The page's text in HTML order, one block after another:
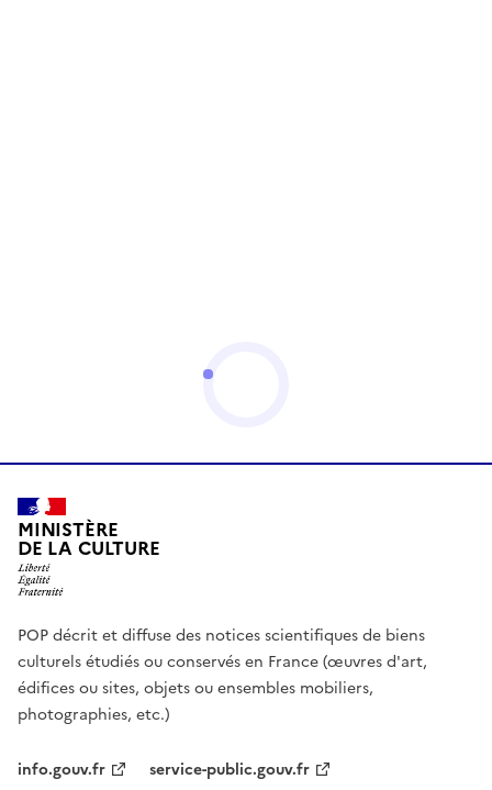
MINISTÈRE
DE LA CULTURE
POP décrit et diffuse des notices scientifiques de biens
culturels étudiés ou conservés en France (œuvres d'art,
édifices ou sites, objets ou ensembles mobiliers,
photographies, etc.)
info.gouv.fr service-public.gouv.fr